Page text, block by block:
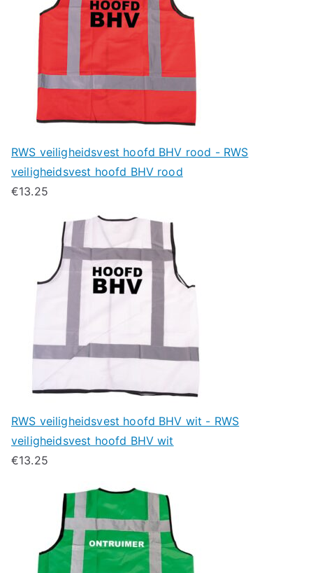
RWS veiligheidsvest hoofd BHV rood - RWS
veiligheidsvest hoofd BHV rood
€13.25
RWS veiligheidsvest hoofd BHV wit - RWS
veiligheidsvest hoofd BHV wit
€13.25